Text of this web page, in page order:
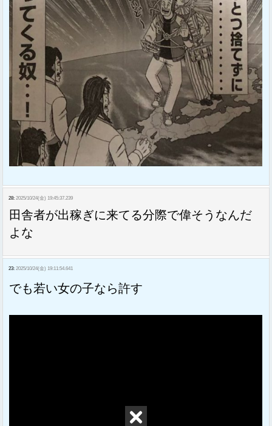
28: 2025/10/24(金) 19:45:37.239
田舎者が出稼ぎに来てる分際で偉そうなんだ
よな
23: 2025/10/24(金) 19:11:54.641
でも若い女の子なら許す